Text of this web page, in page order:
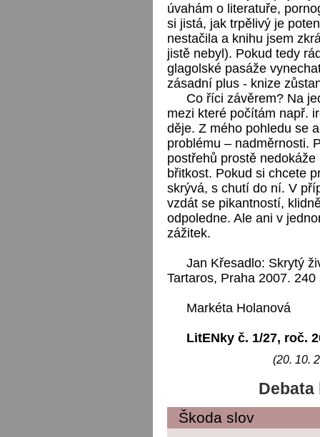
úvahám o literatuře,
si jistá, jak trpělivý je
nestačila a knihu jsem
jistě nebyl). Pokud tedy
glagolské pasáže
zásadní plus - knize
Co říci závěrem? Na
mezi které počítám např.
děje. Z mého pohledu se
problému – nadměrnosti.
postřehů prostě
břitkost. Pokud si chcete
skrývá, s chutí do ní. V
vzdát se pikantností,
odpoledne. Ale ani v
zážitek.
Jan Křesadlo: Skrytý
Tartaros, Praha 2007. 240
Markéta Holanová
LitENky č. 1/27, roč.
(20. 10.
Debata
Škoda slov